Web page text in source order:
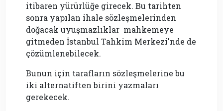
itibaren yürürlüğe girecek. Bu tarihten
sonra yapılan ihale sözleşmelerinden
doğacak uyuşmazlıklar mahkemeye
gitmeden İstanbul Tahkim Merkezi'nde de
çözümlenebilecek.
Bunun için tarafların sözleşmelerine bu
iki alternatiften birini yazmaları
gerekecek.